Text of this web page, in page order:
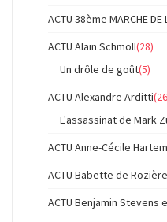
ACTU 38ème MARCHE DE
ACTU Alain Schmoll(28)
Un drôle de goût(5)
ACTU Alexandre Arditti
L'assassinat de Mark
ACTU Anne-Cécile
ACTU Babette de
ACTU Benjamin Stevens